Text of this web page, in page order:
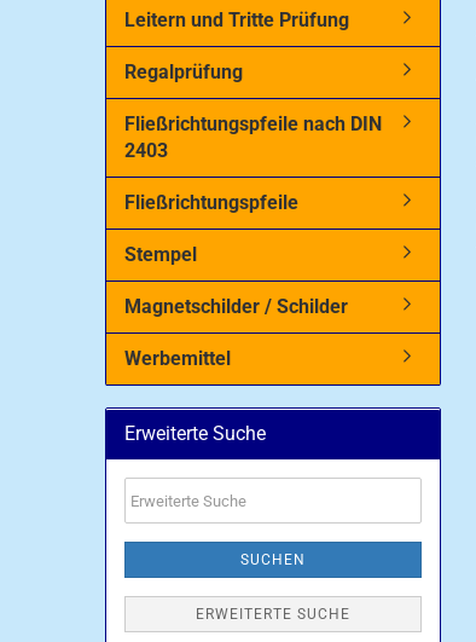
Leitern und Tritte Prüfung
Regalprüfung
Fließrichtungspfeile nach DIN
2403
Fließrichtungspfeile
Stempel
Magnetschilder / Schilder
Werbemittel
Erweiterte Suche
Suche
SUCHEN
ERWEITERTE SUCHE